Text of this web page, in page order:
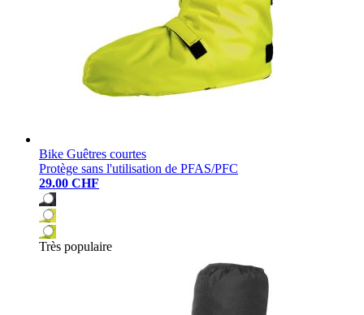
Bike Guêtres courtes
Protège sans l'utilisation de PFAS/PFC
29.00 CHF
Très populaire